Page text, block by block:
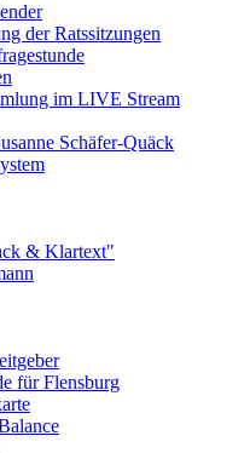
der Ratssitzungen
im LIVE Stream
Schäfer-Quäck
& Klartext"
für Flensburg